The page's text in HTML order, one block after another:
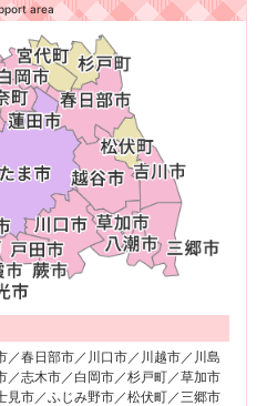
area
／春日部市／川口市／川越市／川島
／志木市／白岡市／杉戸町／草加市
見市／ふじみ野市／松伏町／三郷市